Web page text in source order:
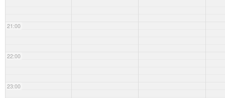
21:00
22:00
23:00